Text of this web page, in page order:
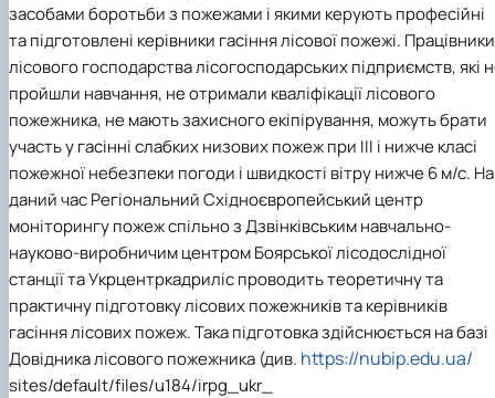
засобами боротьби з пожежами і якими керують професійні
та підготовлені керівники гасіння лісової пожежі. Працівники
лісового господарства лісогосподарських підприємств, які
пройшли навчання, не отримали кваліфікації лісового
пожежника, не мають захисного екіпірування, можуть брати
участь у гасінні слабких низових пожеж при ІІІ і нижче класі
пожежної небезпеки погоди і швидкості вітру нижче 6 м/с. На
даний час Регіональний Східноєвропейський центр
моніторингу пожеж спільно з Дзвінківським навчально-
науково-виробничим центром Боярської лісодослідної
станції та Укрцентркадриліс проводить теоретичну та
практичну підготовку лісових пожежників та керівників
гасіння лісових пожеж. Така підготовка здійснюється на базі
Довідника лісового пожежника (див. https://nubip.edu.ua/
sites/default/files/u184/irpg_ukr_